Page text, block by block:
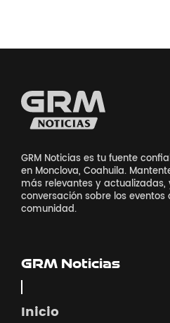
GRM Noticias es tu fuente
en Monclova, Coahuila.
más relevantes y
conversación sobre los
comunidad.
GRM Noticias
Inicio